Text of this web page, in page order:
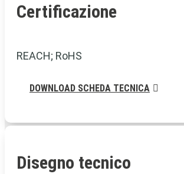
Certificazione
REACH; RoHS
DOWNLOAD SCHEDA TECNICA
Disegno tecnico